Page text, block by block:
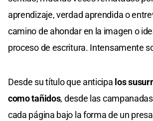
aprendizaje, verdad aprendida o
camino de ahondar en la imagen o
proceso de escritura. Intensamente
Desde su título que anticipa los
como tañidos, desde las
cada página bajo la forma de un